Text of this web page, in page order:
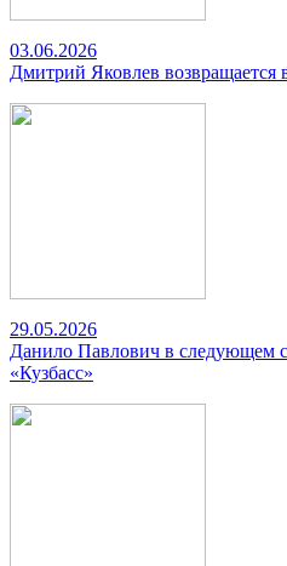
03.06.2026
Дмитрий Яковлев возвращается
29.05.2026
Данило Павлович в следующем
«Кузбасс»